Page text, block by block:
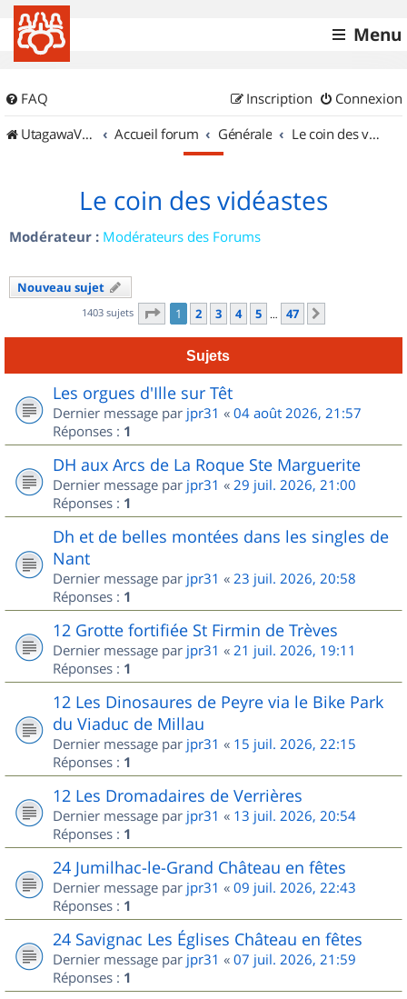
Menu
FAQ Connexion
Inscription
UtagawaVTT (Randos VTT et VTTAE avec traces GPS)
Accueil forum Générale Le coin des vidéastes
Le coin des vidéastes
Modérateur : Modérateurs des Forums
Nouveau sujet
1403 sujets Page 1sur
1 2 3 4 5 … 47
Sujets
Les orgues d'Ille sur Têt
Dernier message par jpr31 « 04 août 2026, 21:57
Réponses : 1
DH aux Arcs de La Roque Ste Marguerite
Dernier message par jpr31 « 29 juil. 2026, 21:00
Réponses : 1
Dh et de belles montées dans les singles de
Nant
Dernier message par jpr31 « 23 juil. 2026, 20:58
Réponses : 1
12 Grotte fortifiée St Firmin de Trèves
Dernier message par jpr31 « 21 juil. 2026, 19:11
Réponses : 1
12 Les Dinosaures de Peyre via le Bike Park
du Viaduc de Millau
Dernier message par jpr31 « 15 juil. 2026, 22:15
Réponses : 1
12 Les Dromadaires de Verrières
Dernier message par jpr31 « 13 juil. 2026, 20:54
Réponses : 1
24 Jumilhac-le-Grand Château en fêtes
Dernier message par jpr31 « 09 juil. 2026, 22:43
Réponses : 1
24 Savignac Les Églises Château en fêtes
Dernier message par jpr31 « 07 juil. 2026, 21:59
Réponses : 1